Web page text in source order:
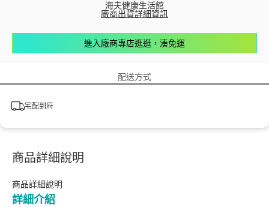
海夫健康生活館
廠商出貨詳細資訊
進入廠商專店逛逛，湊免運
配送方式
宅配到府
商品詳細說明
商品詳細說明
詳細介紹